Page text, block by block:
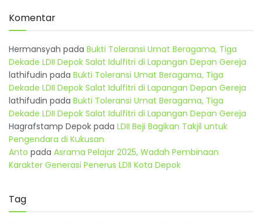
Komentar
Hermansyah pada Bukti Toleransi Umat Beragama, Tiga
Dekade LDII Depok Salat Idulfitri di Lapangan Depan Gereja
lathifudin pada Bukti Toleransi Umat Beragama, Tiga
Dekade LDII Depok Salat Idulfitri di Lapangan Depan Gereja
lathifudin pada Bukti Toleransi Umat Beragama, Tiga
Dekade LDII Depok Salat Idulfitri di Lapangan Depan Gereja
Hagrafstamp Depok pada LDII Beji Bagikan Takjil untuk
Pengendara di Kukusan
Anto pada Asrama Pelajar 2025, Wadah Pembinaan
Karakter Generasi Penerus LDII Kota Depok
Tag